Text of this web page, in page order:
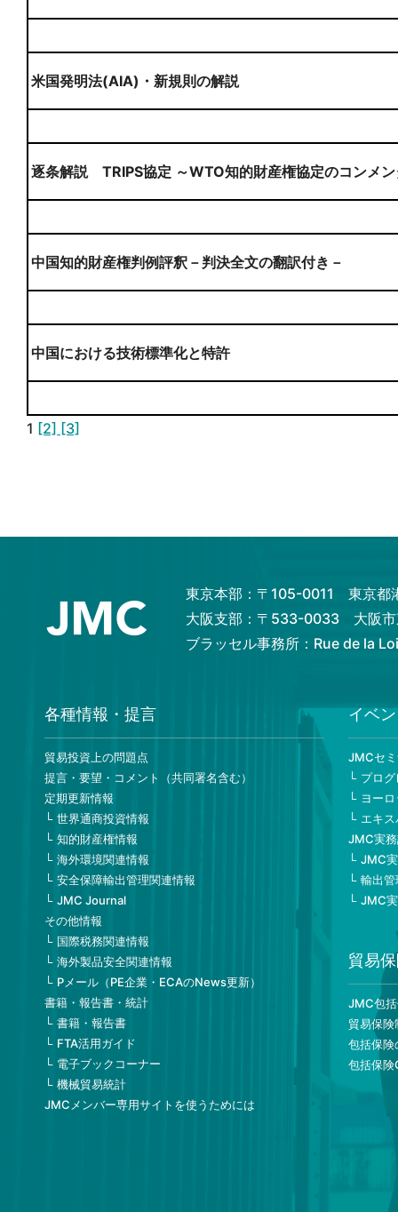
米国発明法(AIA)・新規則の解説
逐条解説 TRIPS協定 ～WTO知的財産権協定のコンメン
中国知的財産権判例評釈－判決全文の翻訳付き－
中国における技術標準化と特許
1 [2] [3]
東京本部：〒105-0011 東京都
大阪支部：〒533-0033 大阪市
ブラッセル事務所：Rue de la
各種情報・提言
貿易投資上の問題点
提言・要望・コメント（共同署名含む）
定期更新情報
世界通商投資情報
知的財産権情報
海外環境関連情報
安全保障輸出管理関連情報
JMC Journal
その他情報
国際税務関連情報
海外製品安全関連情報
Pメール（PE企業・ECAのNews更新）
書籍・報告書・統計
書籍・報告書
FTA活用ガイド
電子ブックコーナー
機械貿易統計
JMCメンバー専用サイトを使うためには
イベ
JMCセ
プロ
ヨー
エキ
JMC実
JMC
輸出
JMC
貿易
JMC包
貿易保険
包括保険
包括保険